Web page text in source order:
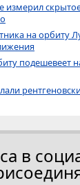
на орбиту
подешевеет
в